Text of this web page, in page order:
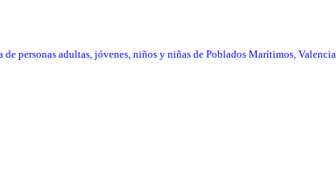
personas adultas, jóvenes, niños y niñas de Poblados Marítimos, Valencia.